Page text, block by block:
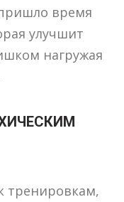
время
улучшит
нагружая
тренировкам,